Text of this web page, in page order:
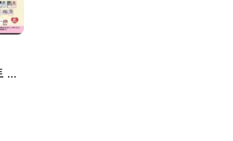
[마감]큐티스트리트 큐스토 이치방쿠지 공구